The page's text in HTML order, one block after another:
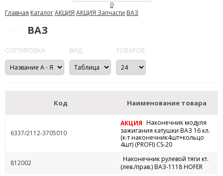
0
Главная КаталогАКЦИЯ АКЦИЯ Запчасти ВАЗ
ВАЗ
СОРТИРОВКА ВИД ТОВАРОВ
Код Наименование товара
6337/2112-3705010
АКЦИЯ Наконечник модуля
зажигания катушки ВАЗ 16 кл.
(к-т наконечник4шт+кольцо
4шт) (PROFI) CS-20
812002
Наконечник рулевой тяги кт.
(лев./прав.) ВАЗ-1118 HOFER